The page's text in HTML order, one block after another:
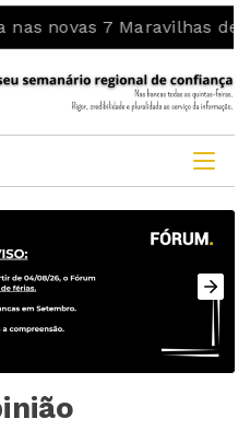
7 Maravilhas de